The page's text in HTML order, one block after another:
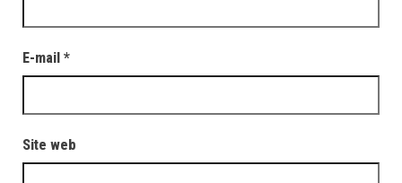
E-mail *
Site web